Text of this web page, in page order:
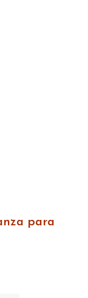
para